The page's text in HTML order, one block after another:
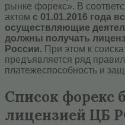
рынке форекс». В
актом с 01.01.2016 года
осуществляющие
должны получать
России. При этом к
предъявляется ряд
платежеспособность и
Список форекс
лицензией ЦБ